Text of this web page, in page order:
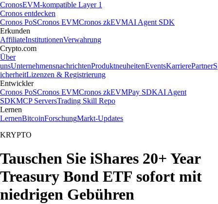
CronosEVM-kompatible Layer 1
Cronos entdecken
Cronos PoSCronos EVMCronos zkEVMAI Agent SDK
Erkunden
AffiliateInstitutionenVerwahrung
Crypto.com
Über
unsUnternehmensnachrichtenProduktneuheitenEventsKarrierePartnerS
icherheitLizenzen & Registrierung
Entwickler
Cronos PoSCronos EVMCronos zkEVMPay SDKAI Agent
SDKMCP ServersTrading Skill Repo
Lernen
LernenBitcoinForschungMarkt-Updates
KRYPTO
Tauschen Sie iShares 20+ Year
Treasury Bond ETF sofort mit
niedrigen Gebühren